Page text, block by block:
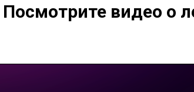
Посмотрите видео о